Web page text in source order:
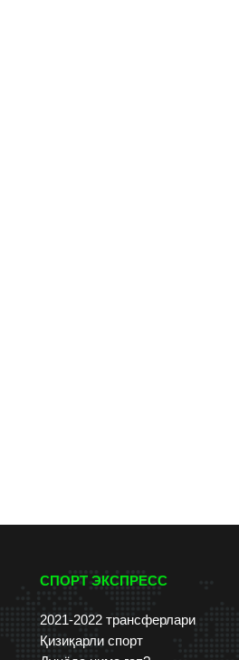
СПОРТ ЭКСПРЕСС
2021-2022 трансферлари
Қизиқарли спорт